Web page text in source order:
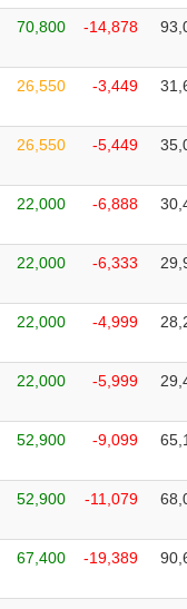
70,800 -14,878
26,550 -3,449
26,550 -5,449
22,000 -6,888
22,000 -6,333
22,000 -4,999
22,000 -5,999
52,900 -9,099
52,900 -11,079
67,400 -19,389